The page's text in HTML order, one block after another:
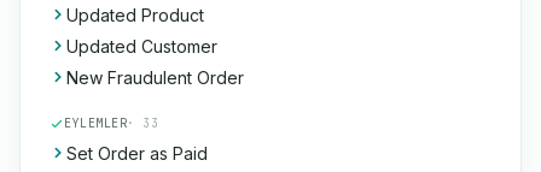
Updated Product
Updated Customer
New Fraudulent Order
EYLEMLER· 33
Set Order as Paid